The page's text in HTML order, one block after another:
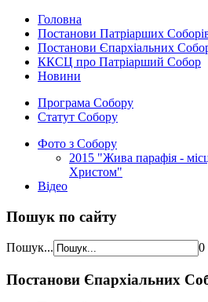
Головна
Постанови Патріарших
Постанови Єпархіальних
ККСЦ про Патріарший Собор
Новини
Програма Собору
Статут Собору
Фото з Собору
2015 "Жива парафія -
Христом"
Відео
Пошук по сайту
Пошук... 0
Постанови Єпархіальних